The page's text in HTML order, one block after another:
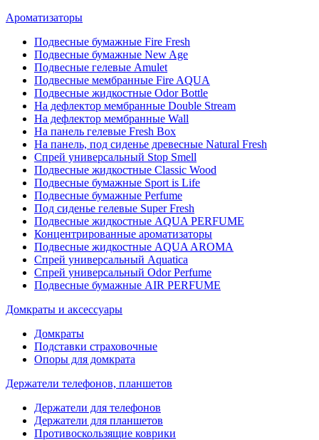
Ароматизаторы
Подвесные бумажные Fire Fresh
Подвесные бумажные New Age
Подвесные гелевые Amulet
Подвесные мембранные Fire AQUA
Подвесные жидкостные Odor Bottle
На дефлектор мембранные Double Stream
На дефлектор мембранные Wall
На панель гелевые Fresh Box
На панель, под сиденье древесные Natural Fresh
Спрей универсальный Stop Smell
Подвесные жидкостные Classic Wood
Подвесные бумажные Sport is Life
Подвесные бумажные Perfume
Под сиденье гелевые Super Fresh
Подвесные жидкостные AQUA PERFUME
Концентрированные ароматизаторы
Подвесные жидкостные AQUA AROMA
Спрей универсальный Aquatica
Спрей универсальный Odor Perfume
Подвесные бумажные AIR PERFUME
Домкраты и аксессуары
Домкраты
Подставки страховочные
Опоры для домкрата
Держатели телефонов, планшетов
Держатели для телефонов
Держатели для планшетов
Противоскользящие коврики